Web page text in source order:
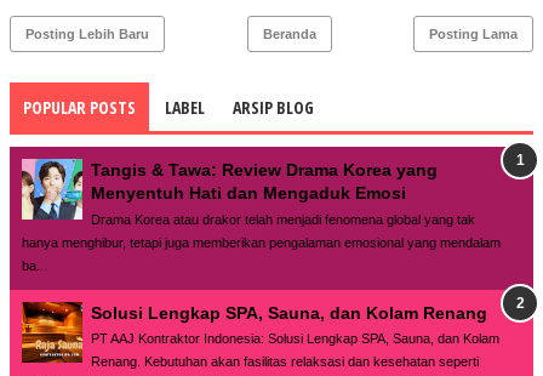
Posting Lebih Baru Posting Lama
Beranda
POPULAR POSTS LABEL ARSIP BLOG
Tangis & Tawa: Review Drama Korea yang
Menyentuh Hati dan Mengaduk Emosi
Drama Korea atau drakor telah menjadi fenomena global yang tak
hanya menghibur, tetapi juga memberikan pengalaman emosional yang mendalam
ba...
Solusi Lengkap SPA, Sauna, dan Kolam Renang
PT AAJ Kontraktor Indonesia: Solusi Lengkap SPA, Sauna, dan Kolam
Renang. Kebutuhan akan fasilitas relaksasi dan kesehatan seperti